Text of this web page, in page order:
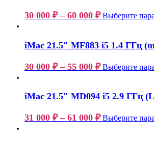
30 000 ₽– 60 000 ₽ Выберите
iMac 21.5″ MF883 i5 1.4 ГГц
30 000 ₽– 55 000 ₽ Выберите
iMac 21.5″ MD094 i5 2.9 ГГц
31 000 ₽– 61 000 ₽ Выберите